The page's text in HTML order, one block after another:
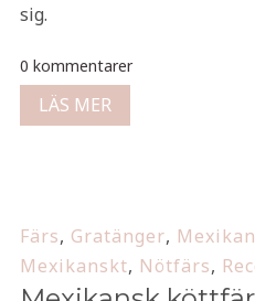
sig.
0 kommentarer
LÄS MER
Färs, Gratänger,
Mexikanskt, Nötfärs,